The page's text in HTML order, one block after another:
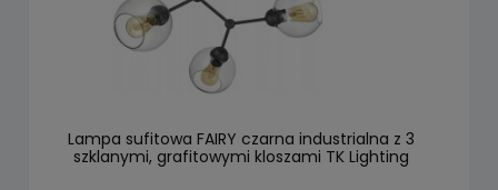
Lampa sufitowa FAIRY czarna industrialna z 3
szklanymi, grafitowymi kloszami TK Lighting